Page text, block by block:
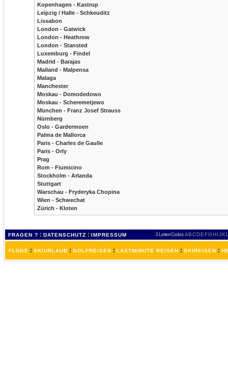
Kopenhagen - Kastrup
Leipzig / Halle - Schkeuditz
Lissabon
London - Gatwick
London - Heathrow
London - Stansted
Luxemburg - Findel
Madrid - Barajas
Mailand - Malpensa
Malaga
Manchester
Moskau - Domodedowo
Moskau - Scheremetjewo
München - Franz Josef Strauss
Nürnberg
Oslo - Gardermoen
Palma de Mallorca
Paris - Charles de Gaulle
Paris - Orly
Prag
Rom - Fiumicino
Stockholm - Arlanda
Stuttgart
Warschau - Fryderyka Chopina
Wien - Schwechat
Zürich - Kloten
FRAGEN ? : DATENSCHUTZ : IMPRESSUM 3 Letter-Codes ABCDEFGH IJKL
FLÜGE : SKIURLAUB : GOLFREISEN : LASTMINUTE REISEN : SKIREISEN :